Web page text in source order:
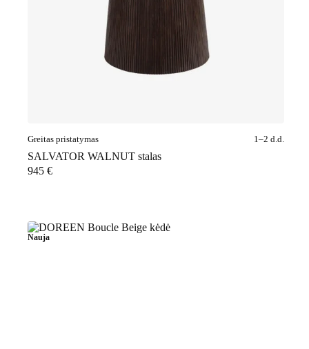
Greitas pristatymas 1–2 d.d.
SALVATOR WALNUT stalas
945 €
Nauja